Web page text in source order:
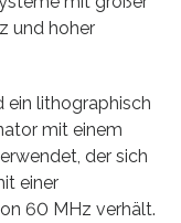
und hoher
ein lithographisch
mit einem
der sich
einer
60 MHz verhält.